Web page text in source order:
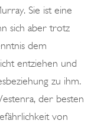
Sie ist eine
sich aber trotz
dem
entziehen und
zu ihm.
der besten
von